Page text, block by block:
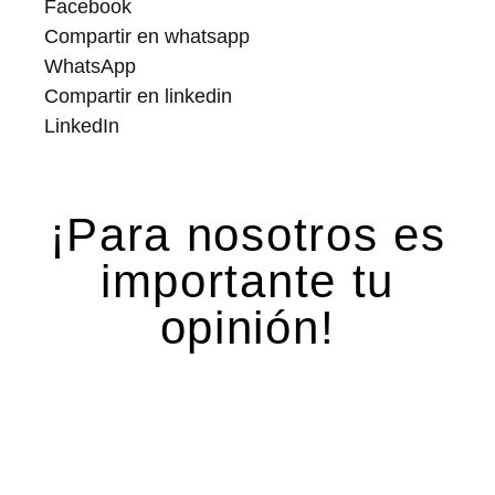
Facebook
Compartir en whatsapp
WhatsApp
Compartir en linkedin
LinkedIn
¡Para nosotros es
importante tu
opinión!